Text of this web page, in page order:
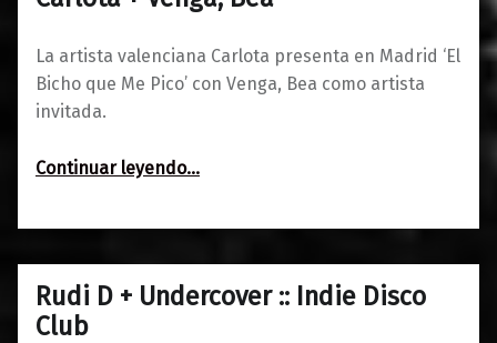
La artista valenciana Carlota presenta en Madrid ‘El
Bicho que Me Pico’ con Venga, Bea como artista
invitada.
Continuar leyendo…
22/05/2023Maravillas
Rudi D + Undercover :: Indie Disco
Club
30/04/2019
0
Maravillas